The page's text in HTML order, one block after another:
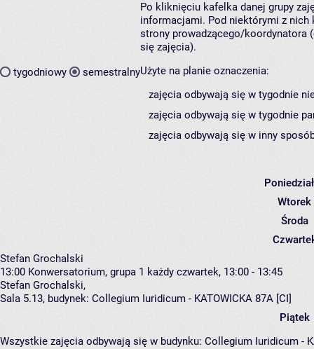
tygodniowy semestralny
Po kliknięciu kafelka danej grupy
informacjami. Pod niektórymi z nich
strony prowadzącego/koordynatora
się zajęcia).
Użyte na planie oznaczenia:
zajęcia odbywają się w tygodnie
zajęcia odbywają się w tygodnie
zajęcia odbywają się w inny
Wtorek
Środa
Stefan Grochalski
13:00 Konwersatorium, grupa 1 każdy czwartek, 13:00 - 13:45
Stefan Grochalski,
Sala 5.13, budynek: Collegium Iuridicum - KATOWICKA 87A [CI]
Piątek
Wszystkie zajęcia odbywają się w budynku: Collegium Iuridicum -